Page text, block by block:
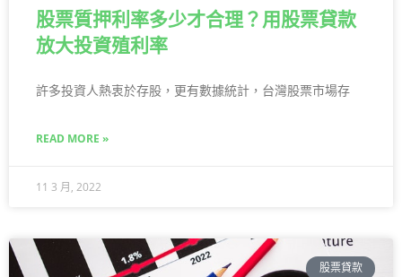
股票質押利率多少才合理？用股票貸款
放大投資殖利率
許多投資人熱衷於存股，更有數據統計，台灣股票市場存
READ MORE »
11 3 月, 2022
股票貸款